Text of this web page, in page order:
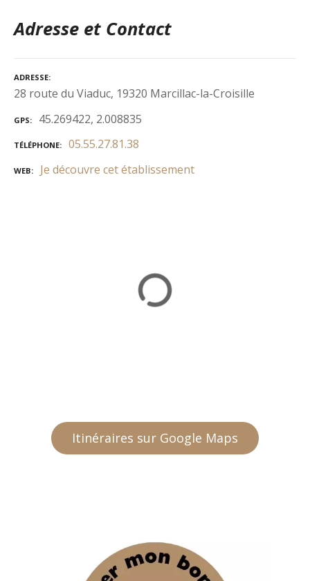
Adresse et Contact
ADRESSE
28 route du Viaduc, 19320 Marcillac-la-Croisille
GPS 45.269422, 2.008835
TÉLÉPHONE 05.55.27.81.38
WEB Je découvre cet établissement
Itinéraires sur Google Maps